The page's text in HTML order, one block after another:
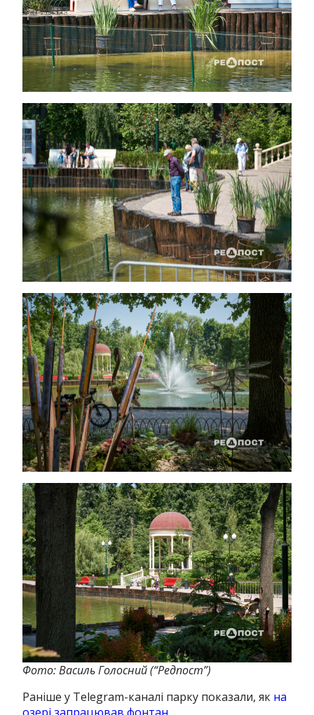
Фото: Василь Голосний (“Редпост”)
Раніше у Telegram-каналі парку показали, як на